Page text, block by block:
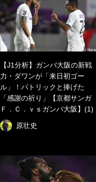
【J1分析】ガンバ大阪の新戦
力・ダワンが「来日初ゴー
ル」！パトリックと捧げた
「感謝の祈り」【京都サンガ
Ｆ．Ｃ．ｖｓガンバ大阪】(1)
原壮史